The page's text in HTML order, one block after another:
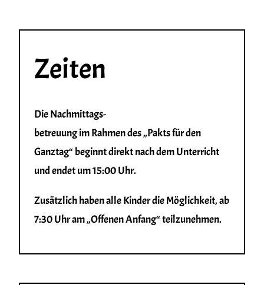
Zeiten
Die Nachmittags-
betreuung im Rahmen des „Pakts für den
Ganztag“ beginnt direkt nach dem Unterricht
und endet um 15:00 Uhr.
Zusätzlich haben alle Kinder die Möglichkeit, ab
7:30 Uhr am „Offenen Anfang“ teilzunehmen.